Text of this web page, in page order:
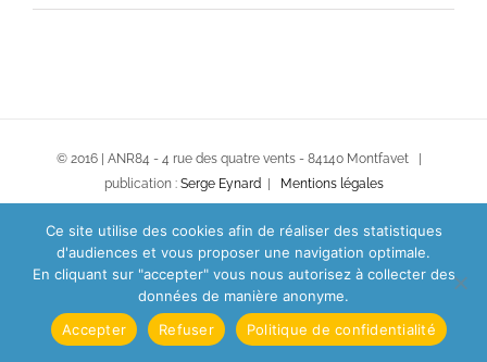
© 2016 | ANR84 - 4 rue des quatre vents - 84140 Montfavet |
publication : Serge Eynard| Mentions légales
Ce site utilise des cookies afin de réaliser des statistiques
d'audiences et vous proposer une navigation optimale.
En cliquant sur "accepter" vous nous autorisez à collecter des
données de manière anonyme.
Accepter
Refuser Politique de confidentialité